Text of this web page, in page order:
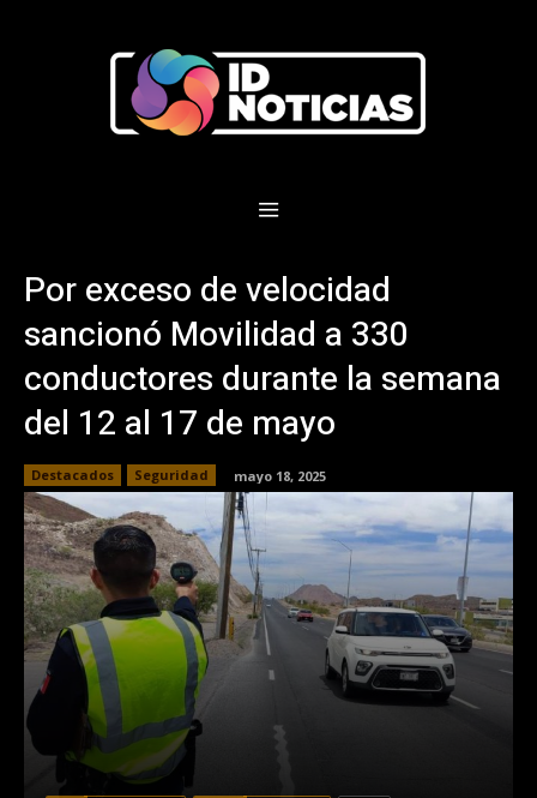
Por exceso de velocidad
sancionó Movilidad a 330
conductores durante la semana
del 12 al 17 de mayo
Destacados Seguridad mayo 18, 2025